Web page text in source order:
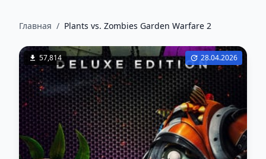
Главная / Plants vs. Zombies Garden Warfare 2
57,814 28.04.2026